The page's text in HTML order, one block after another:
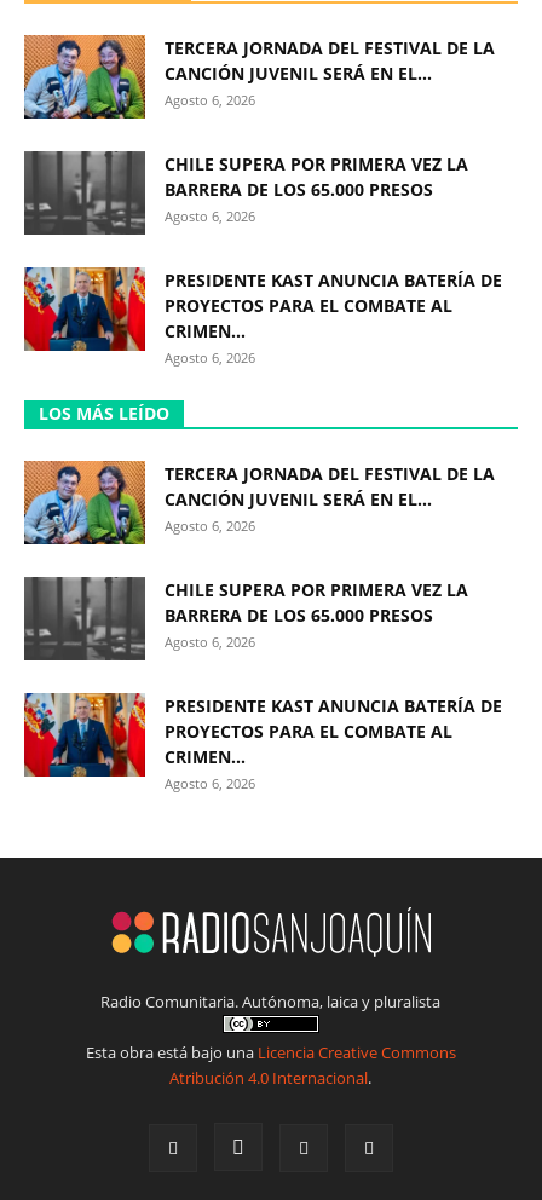
TERCERA JORNADA DEL FESTIVAL DE LA
CANCIÓN JUVENIL SERÁ EN EL...
Agosto 6, 2026
CHILE SUPERA POR PRIMERA VEZ LA
BARRERA DE LOS 65.000 PRESOS
Agosto 6, 2026
PRESIDENTE KAST ANUNCIA BATERÍA DE
PROYECTOS PARA EL COMBATE AL
CRIMEN...
Agosto 6, 2026
LOS MÁS LEÍDO
TERCERA JORNADA DEL FESTIVAL DE LA
CANCIÓN JUVENIL SERÁ EN EL...
Agosto 6, 2026
CHILE SUPERA POR PRIMERA VEZ LA
BARRERA DE LOS 65.000 PRESOS
Agosto 6, 2026
PRESIDENTE KAST ANUNCIA BATERÍA DE
PROYECTOS PARA EL COMBATE AL
CRIMEN...
Agosto 6, 2026
Radio Comunitaria. Autónoma, laica y pluralista
Esta obra está bajo una Licencia Creative Commons
Atribución 4.0 Internacional.